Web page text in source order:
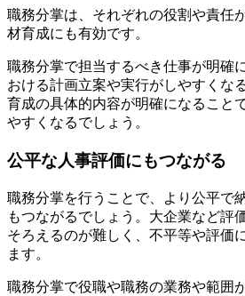
職務分掌は、それぞれの役割や責任
材育成にも有効です。
職務分掌で担当するべき仕事が明確
おける計画立案や実行がしやすくな
育成の具体的内容が明確になること
やすくなるでしょう。
公平な人事評価にもつながる
職務分掌を行うことで、より公平で
もつながるでしょう。大企業など評
そろえるのが難しく、不平等や評価
ます。
職務分掌で役職や職務の業務や範囲